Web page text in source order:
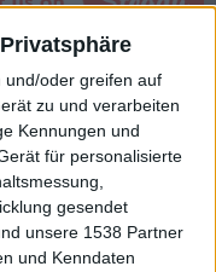
und/oder greifen auf
zu und verarbeiten
Kennungen und
für personalisierte
gesendet
unsere 1538 Partner
und Kenndaten
7/10